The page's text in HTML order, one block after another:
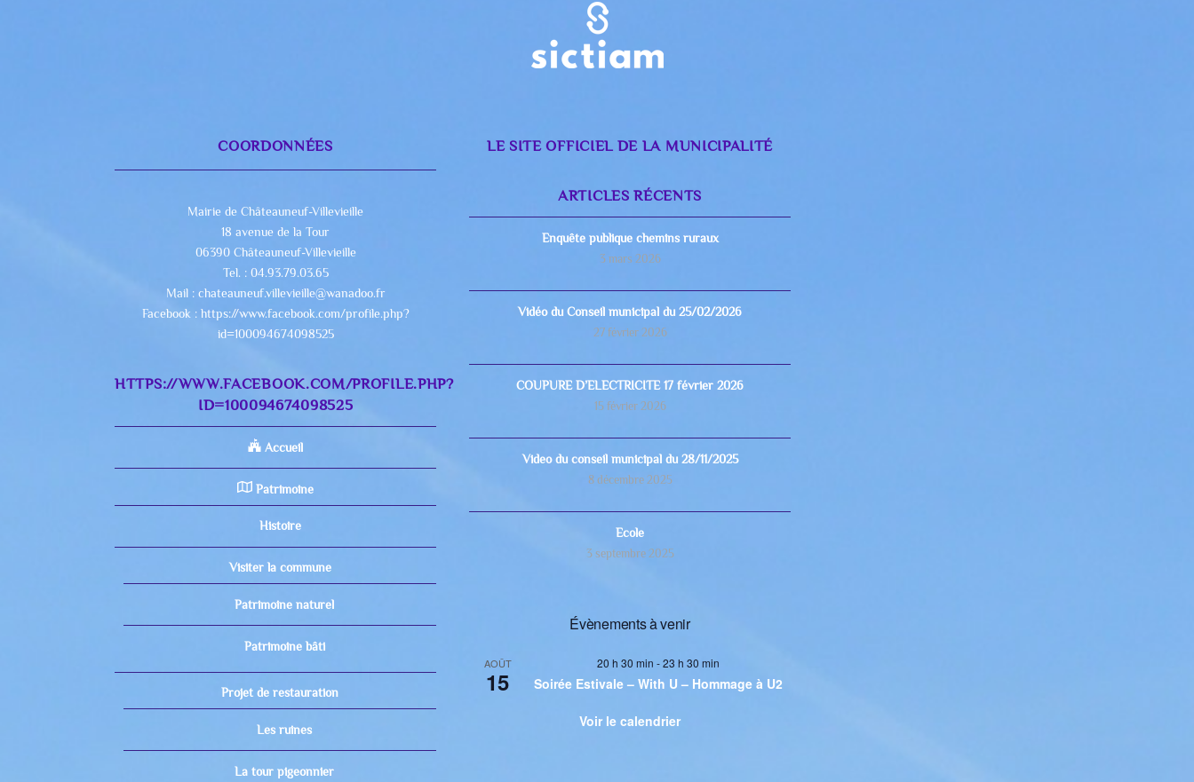
COORDONNÉES
Mairie de Châteauneuf-Villevieille
18 avenue de la Tour
06390 Châteauneuf-Villevieille
Tel. : 04.93.79.03.65
Mail : chateauneuf.villevieille@wanadoo.fr
Facebook : https://www.facebook.com/profile.php?
id=100094674098525
HTTPS://WWW.FACEBOOK.COM/PROFILE.PHP?
ID=100094674098525
Accueil
Patrimoine
Histoire
Visiter la commune
Patrimoine naturel
Patrimoine bâti
Projet de restauration
Les ruines
La tour pigeonnier
LE SITE OFFICIEL DE LA MUNICIPALITÉ
ARTICLES RÉCENTS
Enquête publique chemins ruraux
3 mars 2026
Vidéo du Conseil municipal du 25/02/2026
27 février 2026
COUPURE D’ELECTRICITE 17 février 2026
15 février 2026
Video du conseil municipal du 28/11/2025
8 décembre 2025
Ecole
3 septembre 2025
Évènements à venir
AOÛT
15
20 h 30 min -23 h 30 min
Soirée Estivale – With U – Hommage à U2
Voir le calendrier